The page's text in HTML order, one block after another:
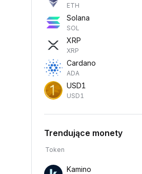
ETH
Solana
SOL
XRP
XRP
Cardano
ADA
USD1
USD1
Trendujące monety
Token
Kamino